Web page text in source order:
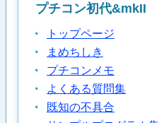
プチコン初代&mkII
トップページ
まめちしき
プチコンメモ
よくある質問集
既知の不具合